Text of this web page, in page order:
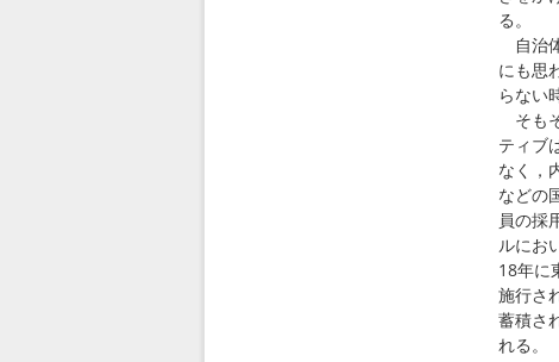
る。
自治
にも思
らない
そも
ティブ
なく，
などの
員の採
ルにお
18年に
施行さ
蓄積さ
れる。